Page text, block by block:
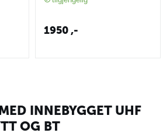
Peltor PTT protokoll)
1950,-
INNEBYGGET UHF
OG BT